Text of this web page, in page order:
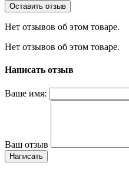
Оставить отзыв
Нет отзывов об этом товаре.
Нет отзывов об этом товаре.
Написать отзыв
Ваше имя:
Ваш отзыв
Написать